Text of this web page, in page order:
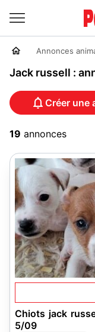
Annonces
Jack russell :
Créer une
19 annonces
Chiots jack
5/09